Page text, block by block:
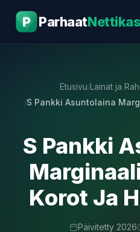
Parhaat
Bonukset
Lainat ja Rahoitus
Etusivu Lainat ja
S Pankki Asuntolaina
S Pankki
Korot Ja
Päivitetty 2026